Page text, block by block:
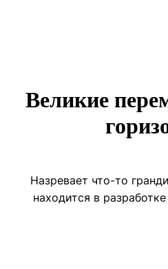
Великие
Назревает что-то
находится в